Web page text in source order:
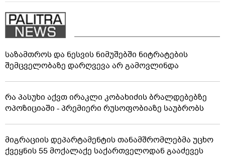
საზამთროს და ნესვის ნიმუშებში ნიტრატების
შემცველობაზე დარღვევა არ გამოვლინდა
რა პასუხი აქვთ ირაკლი კობახიძის ბრალდებებზე
ოპოზიციაში - პრემიერი რუსოფობიაზე საუბრობს
მიგრაციის დეპარტამენტის თანამშრომლებმა უცხო
ქვეყნის 55 მოქალაქე საქართველოდან გააძევეს